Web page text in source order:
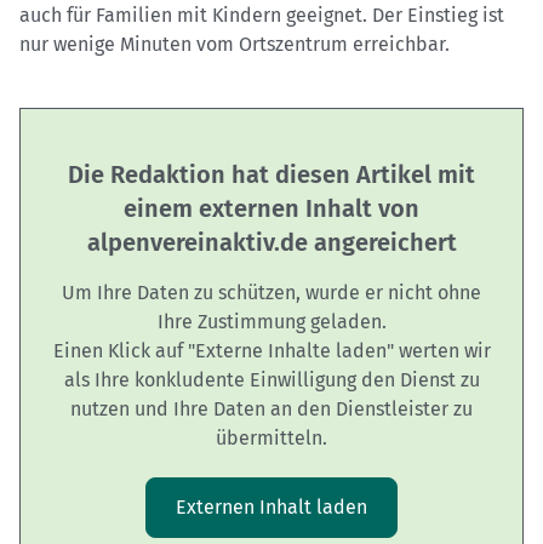
auch für Familien mit Kindern geeignet. Der Einstieg ist
nur wenige Minuten vom Ortszentrum erreichbar.
Die Redaktion hat diesen Artikel mit
einem externen Inhalt von
alpenvereinaktiv.de angereichert
Um Ihre Daten zu schützen, wurde er nicht ohne
Ihre Zustimmung geladen.
Einen Klick auf "Externe Inhalte laden" werten wir
als Ihre konkludente Einwilligung den Dienst zu
nutzen und Ihre Daten an den Dienstleister zu
übermitteln.
Externen Inhalt laden